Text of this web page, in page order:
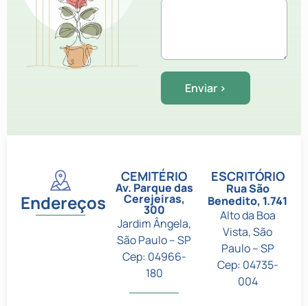
Endereços
CEMITÉRIO
Av. Parque das
Cerejeiras,
300
Jardim Ângela,
São Paulo – SP
Cep: 04966-
180
ESCRITÓRIO
Rua São
Benedito, 1.741
Alto da Boa
Vista, São
Paulo – SP
Cep: 04735-
004